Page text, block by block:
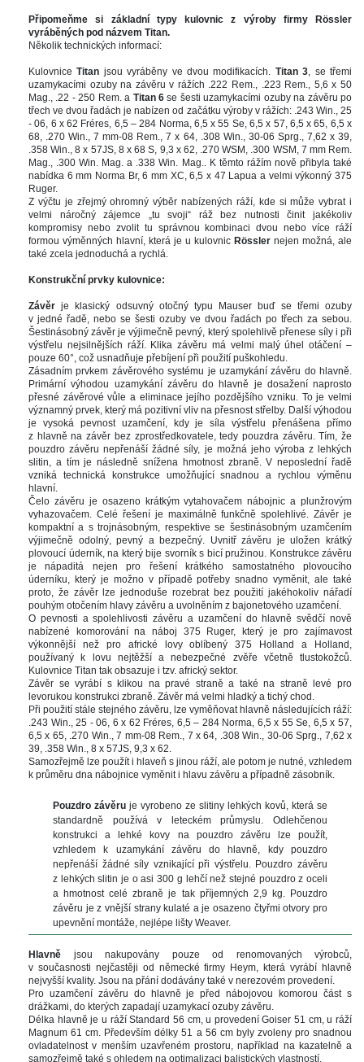
Připomeňme si základní typy kulovnic z výroby firmy Rössler
vyráběných pod názvem Titan.
Několik technických informací:
Kulovnice Titan jsou vyráběny ve dvou modifikacích. Titan 3 , se třemi
uzamykacími ozuby na závěru v rážích .222 Rem., .223 Rem., 5,6 x 50
Mag., .22 - 250 Rem. a Titan 6 se šesti uzamykacími ozuby na závěru po
třech ve dvou řadách je nabízen od začátku výroby v rážích: .243 Win., 25
- 06, 6 x 62 Fréres, 6,5 – 284 Norma, 6,5 x 55 Se, 6,5 x 57, 6,5 x 65, 6,5 x
68, .270 Win., 7 mm-08 Rem., 7 x 64, .308 Win., 30-06 Sprg., 7,62 x 39,
.358 Win., 8 x 57JS, 8 x 68 S, 9,3 x 62, .270 WSM, .300 WSM, 7 mm Rem.
Mag., .300 Win. Mag. a .338 Win. Mag.. K těmto rážím nově přibyla také
nabídka 6 mm Norma Br, 6 mm XC, 6,5 x 47 Lapua a velmi výkonný 375
Ruger.
Z výčtu je zřejmý ohromný výběr nabízených ráží, kde si může vybrat i
velmi náročný zájemce „tu svoji“ ráž bez nutnosti činit jakékoliv
kompromisy nebo zvolit tu správnou kombinaci dvou nebo více ráží
formou výměnných hlavní, která je u kulovnic Rössler nejen možná, ale
také zcela jednoduchá a rychlá.
Konstrukční prvky kulovnice:
Závěr je klasický odsuvný otočný typu Mauser buď se třemi ozuby
v jedné řadě, nebo se šesti ozuby ve dvou řadách po třech za sebou.
Šestinásobný závěr je výjimečně pevný, který spolehlivě přenese síly i při
výstřelu nejsilnějších ráží. Klika závěru má velmi malý úhel otáčení –
pouze 60°, což usnadňuje přebíjení při použití puškohledu.
Zásadním prvkem závěrového systému je uzamykání závěru do hlavně.
Primární výhodou uzamykání závěru do hlavně je dosažení naprosto
přesné závěrové vůle a eliminace jejího pozdějšího vzniku. To je velmi
významný prvek, který má pozitivní vliv na přesnost střelby. Další výhodou
je vysoká pevnost uzamčení, kdy je síla výstřelu přenášena přímo
z hlavně na závěr bez zprostředkovatele, tedy pouzdra závěru. Tím, že
pouzdro závěru nepřenáší žádné síly, je možná jeho výroba z lehkých
litin, a tím je následně snížena hmotnost zbraně. V neposlední řadě
vzniká technická konstrukce umožňující snadnou a rychlou výměnu
hlavní.
Čelo závěru je osazeno krátkým vytahovačem nábojnic a plunžrovým
vyhazovačem. Celé řešení je maximálně funkčně spolehlivé. Závěr je
kompaktní a s trojnásobným, respektive se šestinásobným uzamčením
výjimečně odolný, pevný a bezpečný. Uvnitř závěru je uložen krátký
plovoucí úderník, na který bije svorník s bicí pružinou. Konstrukce závěru
je nápaditá nejen pro řešení krátkého samostatného plovoucího
úderníku, který je možno v případě potřeby snadno vyměnit, ale také
proto, že závěr lze jednoduše rozebrat bez použití jakéhokoliv nářadí
pouhým otočením hlavy závěru a uvolněním z bajonetového uzamčení.
O pevnosti a spolehlivosti závěru a uzamčení do hlavně svědčí nově
nabízené komorování na náboj 375 Ruger, který je pro zajímavost
výkonnější než pro africké lovy oblíbený 375 Holland a Holland,
používaný k lovu nejtěžší a nebezpečné zvěře včetně tlustokožců.
Kulovnice Titan tak obsazuje i tzv. africký sektor.
Závěr se vyrábí s klikou na pravé straně a také na straně levé pro
levorukou konstrukci zbraně. Závěr má velmi hladký a tichý chod.
Při použití stále stejného závěru, lze vyměňovat hlavně následujících ráží:
.243 Win., 25 - 06, 6 x 62 Fréres, 6,5 – 284 Norma, 6,5 x 55 Se, 6,5 x 57,
6,5 x 65, .270 Win., 7 mm-08 Rem., 7 x 64, .308 Win., 30-06 Sprg., 7,62 x
39, .358 Win., 8 x 57JS, 9,3 x 62.
Samozřejmě lze použít i hlaveň s jinou ráží, ale potom je nutné, vzhledem
k průměru dna nábojnice vyměnit i hlavu závěru a případně zásobník.
Pouzdro závěru je vyrobeno ze slitiny lehkých kovů, která se
tandardně používá v leteckém průmyslu. Odlehčenou
konstrukci a lehké kovy na pouzdro závěru lze použít,
vzhledem k uzamykání závěru do hlavně, kdy pouzdro
nepřenáší žádné síly vznikající při výstřelu. Pouzdro závěru
z lehkých slitin je o asi 300 g lehčí než stejné pouzdro z oceli
a hmotnost celé zbraně je tak příjemných 2,9 kg . Pouzdro
závěru je z vnější strany kulaté a je osazeno čtyřmi otvory pro
upevnění montáže, nejlépe lišty Weaver.
Hlavně jsou nakupovány pouze od renomovaných výrobců,
v současnosti nejčastěji od německé firmy Heym, která vyrábí hlavně
nejvyšší kvality. Jsou na přání dodávány také v nerezovém provedení.
Pro uzamčení závěru do hlavně je před nábojovou komorou část s
drážkami, do kterých zapadají uzamykací ozuby závěru.
Délka hlavně je u ráží Standard 56 cm, u provedení Goiser 51 cm, u ráží
Magnum 61 cm . Především délky 51 a 56 cm byly zvoleny pro snadnou
ovladatelnost v menším uzavřeném prostoru, například na kazatelně a
amozřejmě také s ohledem na optimalizaci balistických vlastností.